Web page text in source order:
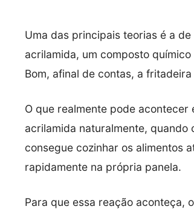
Uma das principais teorias é a
acrilamida, um composto
Bom, afinal de contas, a
O que realmente pode
acrilamida naturalmente,
consegue cozinhar os alimentos
rapidamente na própria panela.
Para que essa reação aconteça,